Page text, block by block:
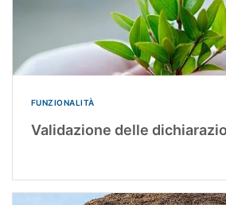
FUNZIONALITÀ
Validazione delle